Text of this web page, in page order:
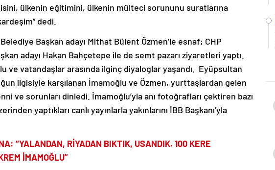
ülkenin eğitimini, ülkenin mülteci sorununu suratlarına
dedi.
Başkan adayı Mithat Bülent Özmen’le esnaf; CHP
adayı Hakan Bahçetepe ile de semt pazarı ziyaretleri yaptı.
ve vatandaşlar arasında ilginç diyaloglar yaşandı. Eyüpsultan
ilgisiyle karşılanan İmamoğlu ve Özmen, yurttaşlardan gelen
ve sorunları dinledi. İmamoğlu’yla anı fotoğrafları çektiren bazı
yaptıkları canlı yayınlarla yakınlarını İBB Başkanı’yla
“YALANDAN, RİYADAN BIKTIK, USANDIK. 100 KERE
İMAMOĞLU”